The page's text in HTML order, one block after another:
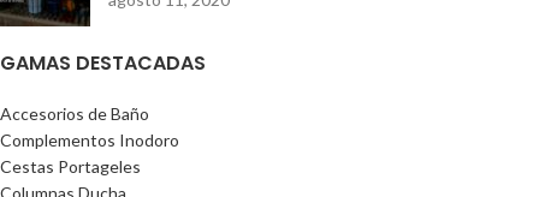
GAMAS DESTACADAS
Accesorios de Baño
Complementos Inodoro
Cestas Portageles